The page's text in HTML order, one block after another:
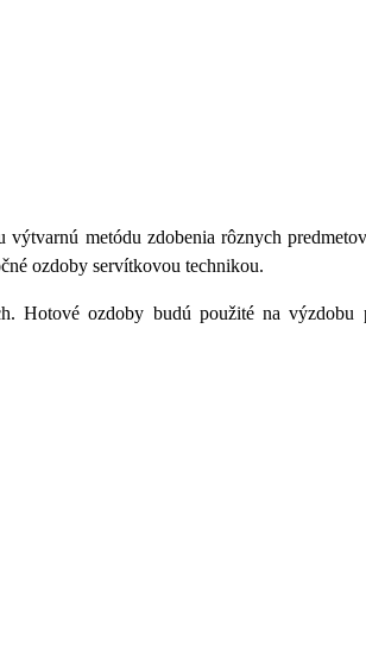
metódu zdobenia rôznych
ozdoby servítkovou technikou.
Hotové ozdoby budú použité na výzdobu